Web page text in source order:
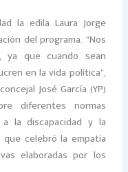
la edila Laura Jorge
del programa. “Nos
ya que cuando sean
en la vida política”,
José García (YP)
diferentes normas
la discapacidad y la
celebró la empatía
elaboradas por los